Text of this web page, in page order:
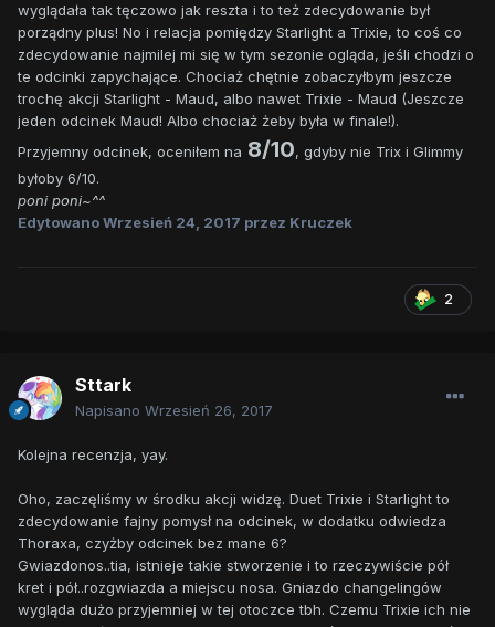
wyglądała tak tęczowo jak reszta i to też zdecydowanie był
porządny plus! No i relacja pomiędzy Starlight a Trixie, to coś co
zdecydowanie najmilej mi się w tym sezonie ogląda, jeśli chodzi o
te odcinki zapychające. Chociaż chętnie zobaczyłbym jeszcze
trochę akcji Starlight - Maud, albo nawet Trixie - Maud (Jeszcze
jeden odcinek Maud! Albo chociaż żeby była w finale!).
Przyjemny odcinek, oceniłem na 8/10, gdyby nie Trix i Glimmy
byłoby 6/10.
poni poni~^^
EdytowanoWrzesień 24, 2017 przez Kruczek
2
Sttark
Napisano Wrzesień 26, 2017
Kolejna recenzja, yay.
Oho, zaczęliśmy w środku akcji widzę. Duet Trixie i Starlight to
zdecydowanie fajny pomysł na odcinek, w dodatku odwiedza
Thoraxa, czyżby odcinek bez mane 6?
Gwiazdonos..tia, istnieje takie stworzenie i to rzeczywiście pół
kret i pół..rozgwiazda a miejscu nosa. Gniazdo changelingów
wygląda dużo przyjemniej w tej otoczce tbh. Czemu Trixie ich nie